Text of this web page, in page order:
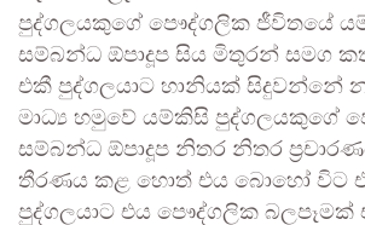
පුද්ගලයකුගේ පෞද්ගලික ජීවිතයේ
සම්බන්ධ ඕපාදූප සිය මිතුරන් සමග
එකී පුද්ගලයාට හානියක් සිදුවන්නේ
මාධ්‍ය හමුවේ යම්කිසි පුද්ගලයකුගේ
සම්බන්ධ ඕපාදූප නිතර නිතර
තීරණය කළ හොත් එය බොහෝ විට
පුද්ගලයාට එය පෞද්ගලික